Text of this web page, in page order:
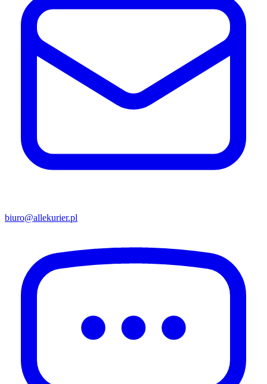
biuro@allekurier.pl